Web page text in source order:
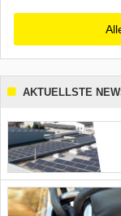
AKTUELLSTE